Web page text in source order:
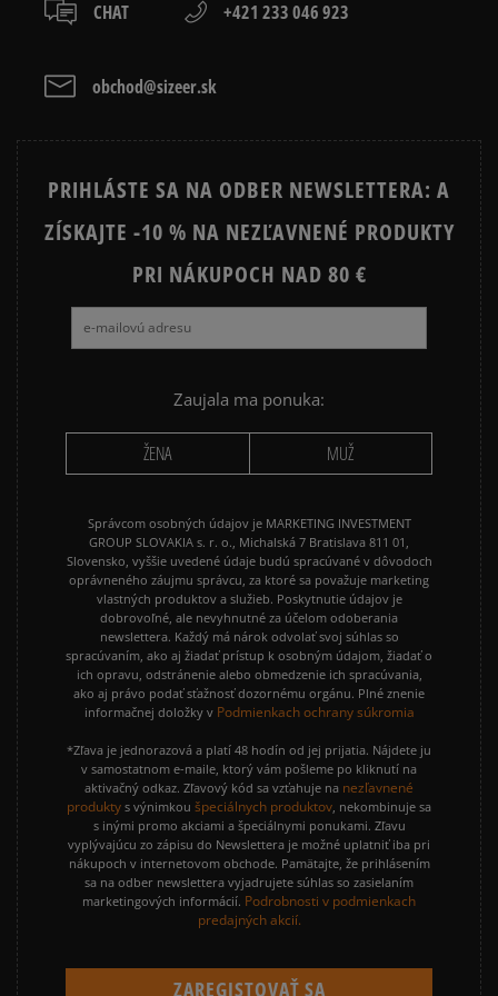
Dostupné spôsoby platby:
kartou,
CHAT +421 233 046 923
obchod@sizeer.sk
PRIHLÁSTE SA NA ODBER NEWSLETTERA: A
ZÍSKAJTE -10 % NA NEZĽAVNENÉ PRODUKTY
PRI NÁKUPOCH NAD 80 €
Zaujala ma ponuka:
ŽENA MUŽ
Správcom osobných údajov je MARKETING INVESTMENT
GROUP SLOVAKIA s. r. o., Michalská 7 Bratislava 811 01,
Slovensko, vyššie uvedené údaje budú spracúvané v dôvodoch
oprávneného záujmu správcu, za ktoré sa považuje marketing
vlastných produktov a služieb. Poskytnutie údajov je
dobrovoľné, ale nevyhnutné za účelom odoberania
newslettera. Každý má nárok odvolať svoj súhlas so
spracúvaním, ako aj žiadať prístup k osobným údajom, žiadať o
ich opravu, odstránenie alebo obmedzenie ich spracúvania,
ako aj právo podať sťažnosť dozornému orgánu. Plné znenie
informačnej doložky v Podmienkach ochrany súkromia
*Zľava je jednorazová a platí 48 hodín od jej prijatia. Nájdete ju
v samostatnom e-maile, ktorý vám pošleme po kliknutí na
aktivačný odkaz. Zľavový kód sa vzťahuje na nezľavnené
produkty s výnimkou špeciálnych produktov, nekombinuje sa
s inými promo akciami a špeciálnymi ponukami. Zľavu
vyplývajúcu zo zápisu do Newslettera je možné uplatniť iba pri
nákupoch v internetovom obchode. Pamätajte, že prihlásením
sa na odber newslettera vyjadrujete súhlas so zasielaním
marketingových informácií. Podrobnosti v podmienkach
predajných akcií.